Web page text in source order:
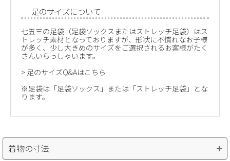
足のサイズについて
七五三の足袋（足袋ソックスまたはストレッチ足袋）はス
トレッチ素材となっておりますが、形状に不慣れなお子様
が多く、少し大きめのサイズをご選択されるお客様がたく
さんいらっしゃいます。
> 足のサイズQ&Aはこちら
※足袋は「足袋ソックス」または「ストレッチ足袋」とな
ります。
着物の寸法